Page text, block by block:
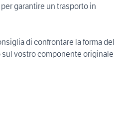
garantire un trasporto in
di confrontare la forma del
vostro componente originale